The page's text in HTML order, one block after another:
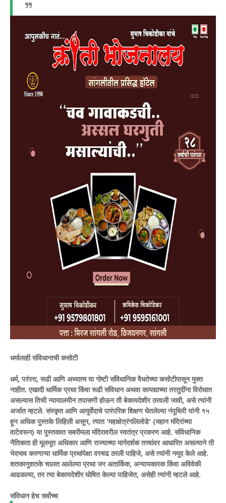
धर्मालाही संविधानाची कसोटी
धर्म, परंपरा, रूढी आणि अध्यात्म या गोष्टी संविधानिक वैधतेच्या कसोटीपासून मुक्त
नाहीत. एखादी धार्मिक प्रथा किंवा रूढी संविधान अथवा कायद्याच्या तरतुदींना विरोधात
असल्यास तिची न्यायालयीन तपासणी होऊन ती बेकायदेशीर ठरवली जावी, असे त्यांनी
अर्जात म्हटले. संस्कृत आणि आयुर्वेदाचे पारंपरिक शिक्षण घेतलेल्या नंपूथिरी यांनी १५
हून अधिक पुस्तके लिहिली असून, त्यात 'महाक्षेत्रंगलिलोडे' (महान मंदिरांच्या
वाटेवरून) या पुस्तकात सबरीमला मंदिरावरील स्वतंत्र प्रकरण आहे. संविधानिक
नैतिकता ही मूलभूत अधिकार आणि राज्याच्या मार्गदर्शक तत्त्वांवर आधारित असल्याने ती
भेदभाव करणाऱ्या धार्मिक प्रथांपेक्षा वरचढ ठरली पाहिजे, असे त्यांनी नमूद केले आहे.
शतकानुशतके चालत आलेल्या प्रथा जर अतार्किक, अन्यायकारक किंवा अविवेकी
आढळल्या, तर त्या बेकायदेशीर घोषित केल्या पाहिजेत, असेही त्यांनी म्हटले आहे.
संविधान हेच सर्वोच्च